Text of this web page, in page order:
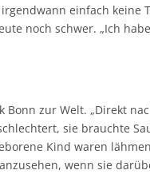
einfach keine
noch schwer. „Ich
zur Welt. „Direkt
sie brauchte
Kind waren
wenn sie